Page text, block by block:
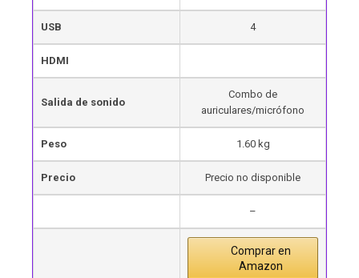
USB 4
HDMI
Salida de sonido
Combo de
auriculares/micrófono
Peso 1.60 kg
Precio Precio no disponible
–
Comprar en
Amazon